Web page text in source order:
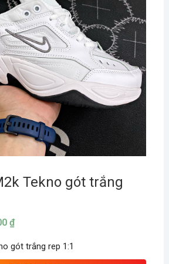
Tekno gót trắng
₫
gót trắng rep 1:1